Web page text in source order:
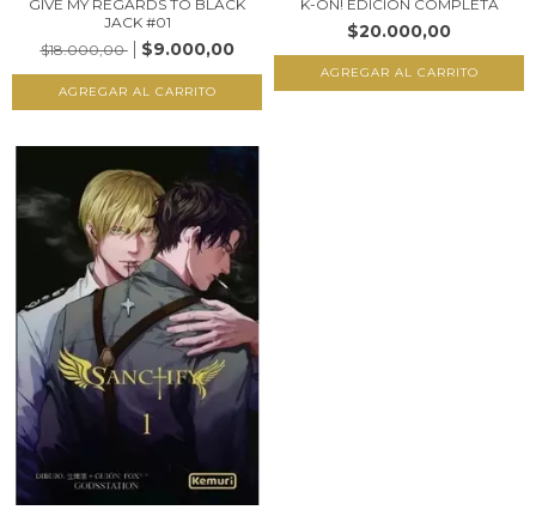
GIVE MY REGARDS TO BLACK
JACK #01
$18.000,00
$9.000,00
K-ON! EDICION COMPLETA
$20.000,00